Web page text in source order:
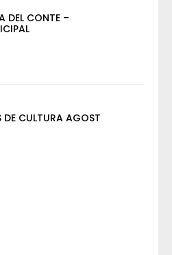
DEL CONTE –
DE CULTURA AGOST